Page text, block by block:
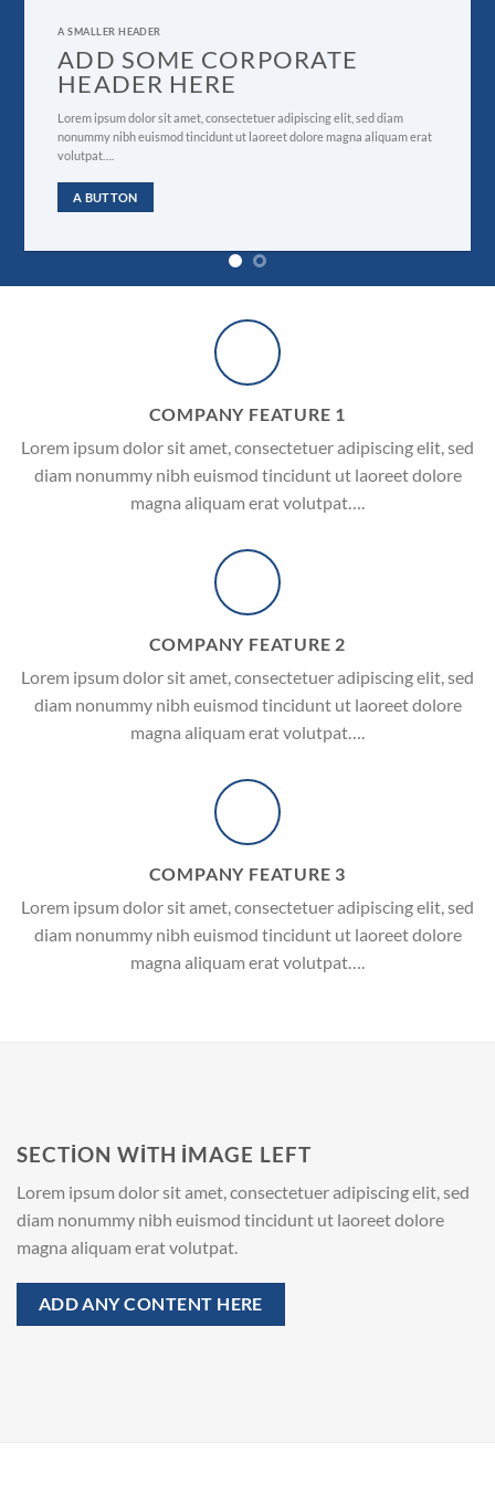
A SMALLER HEADER
ADD SOME CORPORATE
HEADER HERE
Lorem ipsum dolor sit amet, consectetuer adipiscing elit, sed diam
nonummy nibh euismod tincidunt ut laoreet dolore magna aliquam erat
volutpat….
A BUTTON
COMPANY FEATURE 1
Lorem ipsum dolor sit amet, consectetuer adipiscing elit, sed
diam nonummy nibh euismod tincidunt ut laoreet dolore
magna aliquam erat volutpat….
COMPANY FEATURE 2
Lorem ipsum dolor sit amet, consectetuer adipiscing elit, sed
diam nonummy nibh euismod tincidunt ut laoreet dolore
magna aliquam erat volutpat….
COMPANY FEATURE 3
Lorem ipsum dolor sit amet, consectetuer adipiscing elit, sed
diam nonummy nibh euismod tincidunt ut laoreet dolore
magna aliquam erat volutpat….
SECTION WITH IMAGE LEFT
Lorem ipsum dolor sit amet, consectetuer adipiscing elit, sed
diam nonummy nibh euismod tincidunt ut laoreet dolore
magna aliquam erat volutpat.
ADD ANY CONTENT HERE